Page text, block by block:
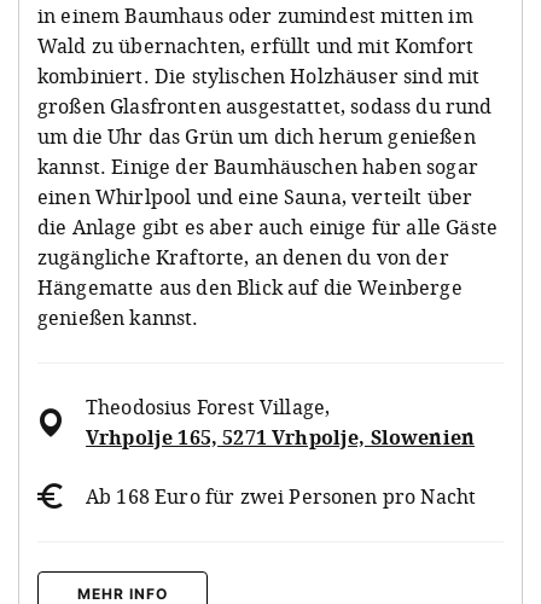
in einem Baumhaus oder zumindest mitten im
Wald zu übernachten, erfüllt und mit Komfort
kombiniert. Die stylischen Holzhäuser sind mit
großen Glasfronten ausgestattet, sodass du rund
um die Uhr das Grün um dich herum genießen
kannst. Einige der Baumhäuschen haben sogar
einen Whirlpool und eine Sauna, verteilt über
die Anlage gibt es aber auch einige für alle Gäste
zugängliche Kraftorte, an denen du von der
Hängematte aus den Blick auf die Weinberge
genießen kannst.
Theodosius Forest Village,
Vrhpolje 165, 5271 Vrhpolje, Slowenien
Ab 168 Euro für zwei Personen pro Nacht
MEHR INFO